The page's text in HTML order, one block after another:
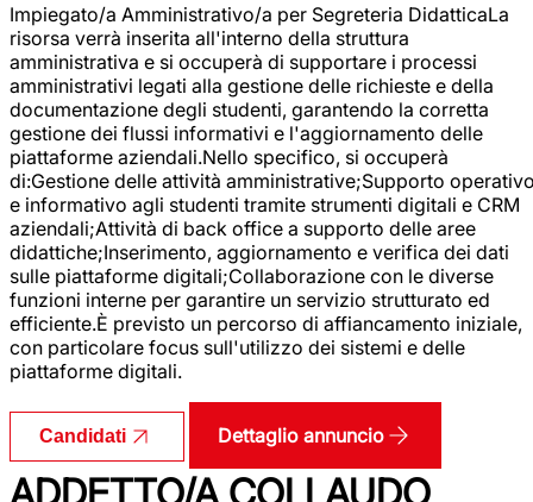
Impiegato/a Amministrativo/a per Segreteria DidatticaLa
risorsa verrà inserita all'interno della struttura
amministrativa e si occuperà di supportare i processi
amministrativi legati alla gestione delle richieste e della
documentazione degli studenti, garantendo la corretta
gestione dei flussi informativi e l'aggiornamento delle
piattaforme aziendali.Nello specifico, si occuperà
di:Gestione delle attività amministrative;Supporto
e informativo agli studenti tramite strumenti digitali e CRM
aziendali;Attività di back office a supporto delle aree
didattiche;Inserimento, aggiornamento e verifica dei dati
sulle piattaforme digitali;Collaborazione con le diverse
funzioni interne per garantire un servizio strutturato ed
efficiente.È previsto un percorso di affiancamento iniziale,
con particolare focus sull'utilizzo dei sistemi e delle
piattaforme digitali.
Candidati Dettaglio annuncio
ADDETTO/A COLLAUDO